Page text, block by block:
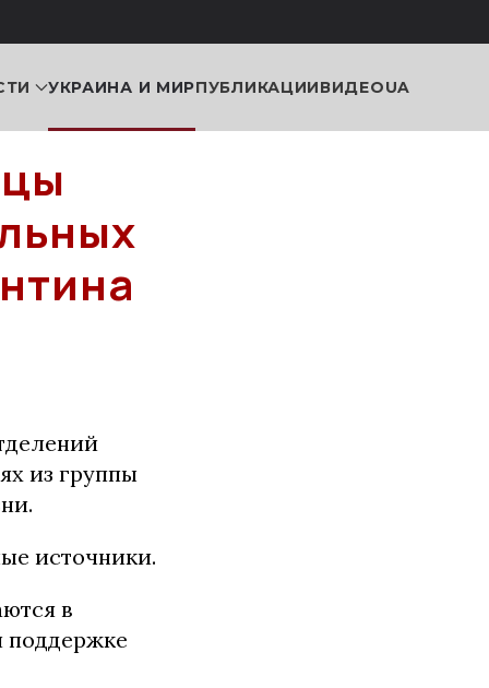
УКРАИНА И МИРПУБЛИКАЦИИВИДЕОUA
из группы
источники.
в
поддержке